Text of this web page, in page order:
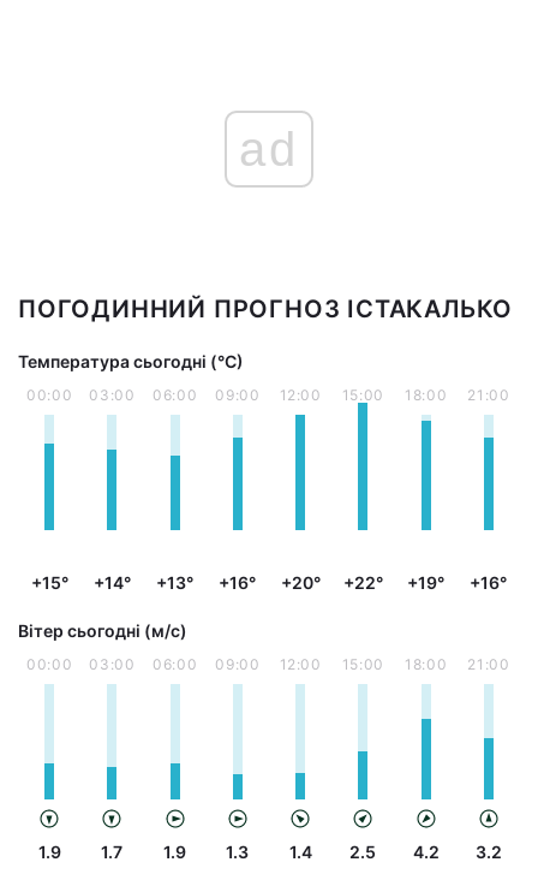
ad
ПОГОДИННИЙ ПРОГНОЗ ІСТАКАЛЬКО
Температура сьогодні (°С)
00:00
+15°
03:00
+14°
06:00
+13°
09:00
+16°
12:00
+20°
15:00
+22°
18:00
+19°
21:00
+16°
Вітер сьогодні (м/с)
00:00
1.9
03:00
1.7
06:00
1.9
09:00
1.3
12:00
1.4
15:00
2.5
18:00
4.2
21:00
3.2